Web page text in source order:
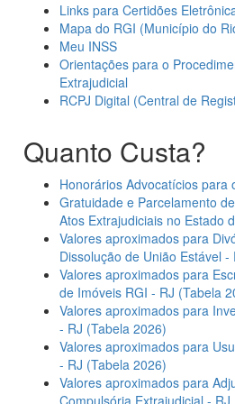
Links para Certidões
Mapa do RGI (Município do
Meu INSS
Orientações para o
Extrajudicial
RCPJ Digital (Central de
Quanto Custa?
Honorários Advocatícios para
Gratuidade e Parcelamento
Atos Extrajudiciais no Estado
Valores aproximados para
Dissolução de União Estável -
Valores aproximados para
de Imóveis RGI - RJ (Tabela
Valores aproximados para
- RJ (Tabela 2026)
Valores aproximados para
- RJ (Tabela 2026)
Valores aproximados para
Compulsória Extrajudicial -